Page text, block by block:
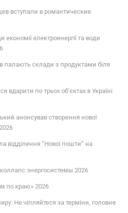
вступали в романтические
електроенергії та води
палають склади з продуктами біля
вдарити по трьох об’єктах в Україні
анонсував створення нової
відділення “Нової пошти” на
энергосистемы 2026
по краю» 2026
Не чіпляйтеся за терміни, головне